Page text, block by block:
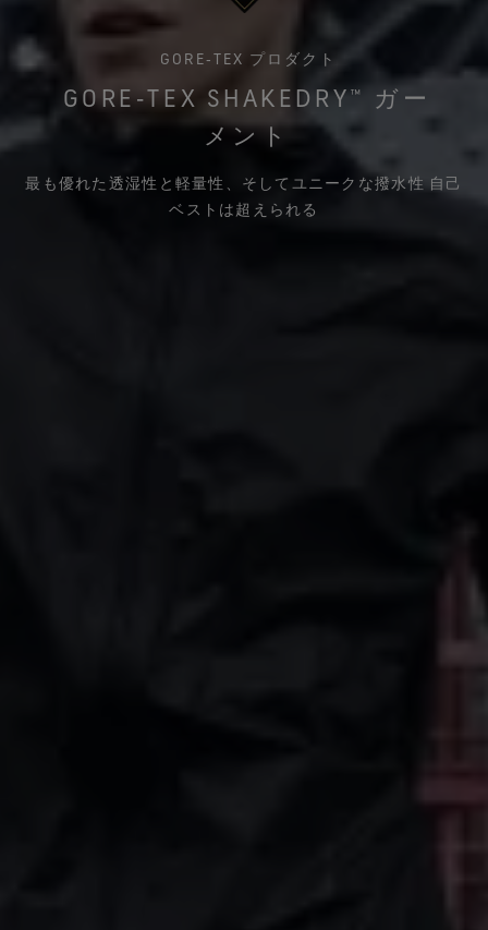
GORE‑TEX プロダクト
GORE‑TEX SHAKEDRY™ ガー
メント
最も優れた透湿性と軽量性、そしてユニークな撥水性 自己
ベストは超えられる